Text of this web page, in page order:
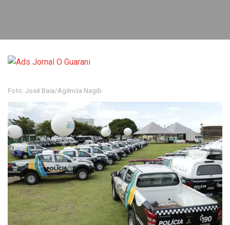
Foto: José Baia/Agência Nagib